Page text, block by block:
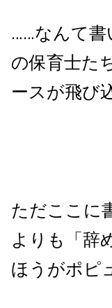
……なんて書
の保育士た
ースが飛び
ただここに
よりも「辞
ほうがポピ